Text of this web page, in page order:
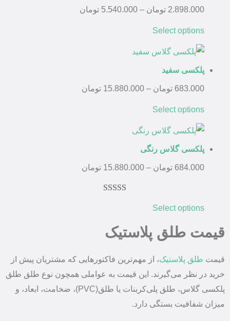
2.898.000 تومان –
5.540.000 تومان
Select options
پلکسی سفید
683.000 تومان –
15.880.000 تومان
Select options
پلکسی گلاس رنگی
684.000 تومان –
15.880.000 تومان
امتیازدهی
مشتری
Select options
قیمت طلق پلاستیک
قیمت طلق پلاستیک، از مهم‌ترین فاکتورهایی که مشتریان پیش از
خرید در نظر می‌گیرند. این قیمت به عواملی همچون نوع طلق طلق
پلکسی گلاس، طلق پلی‌کربنات یا طلق(PVC)، ضخامت، ابعاد، و
میزان شفافیت بستگی دارد.